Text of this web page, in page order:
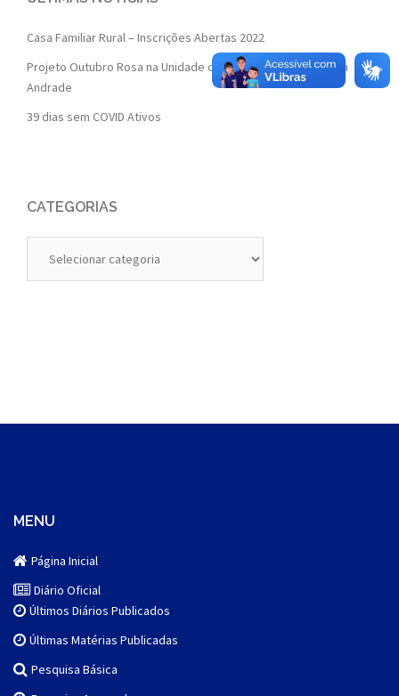
Casa Familiar Rural – Inscrições Abertas 2022
Projeto Outubro Rosa na Unidade de Saúde da Família Isaura
Andrade
39 dias sem COVID Ativos
CATEGORIAS
MENU
Página Inicial
Diário Oficial
Últimos Diários Publicados
Últimas Matérias Publicadas
Pesquisa Básica